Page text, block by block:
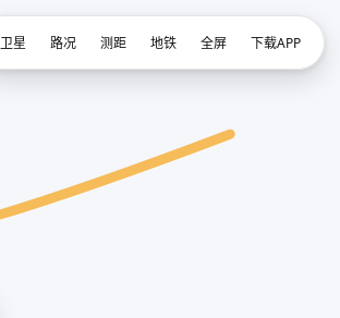
卫星 路况 测距 地铁 全屏 下载APP